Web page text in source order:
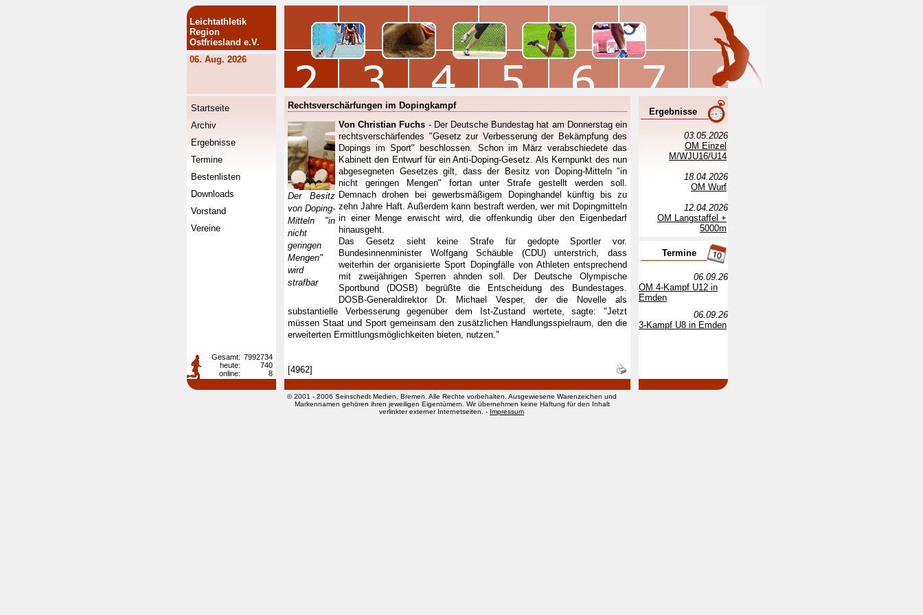
Leichtathletik
Region
Ostfriesland e.V.
06. Aug. 2026
Startseite
Archiv
Ergebnisse
Termine
Bestenlisten
Downloads
Vorstand
Vereine
Rechtsverschärfungen im Dopingkampf
Der Besitz
von Doping-
Mitteln "in
nicht
geringen
Mengen"
wird
strafbar
Von Christian Fuchs - Der Deutsche Bundestag hat am Donnerstag ein
rechtsverschärfendes "Gesetz zur Verbesserung der Bekämpfung des
Dopings im Sport" beschlossen. Schon im März verabschiedete das
Kabinett den Entwurf für ein Anti-Doping-Gesetz. Als Kernpunkt des nun
abgesegneten Gesetzes gilt, dass der Besitz von Doping-Mitteln "in
nicht geringen Mengen" fortan unter Strafe gestellt werden soll.
Demnach drohen bei gewerbsmäßigem Dopinghandel künftig bis zu
zehn Jahre Haft. Außerdem kann bestraft werden, wer mit Dopingmitteln
in einer Menge erwischt wird, die offenkundig über den Eigenbedarf
hinausgeht.
Das Gesetz sieht keine Strafe für gedopte Sportler vor.
Bundesinnenminister Wolfgang Schäuble (CDU) unterstrich, dass
weiterhin der organisierte Sport Dopingfälle von Athleten entsprechend
mit zweijährigen Sperren ahnden soll. Der Deutsche Olympische
Sportbund (DOSB) begrüßte die Entscheidung des Bundestages.
DOSB-Generaldirektor Dr. Michael Vesper, der die Novelle als
substantielle Verbesserung gegenüber dem Ist-Zustand wertete, sagte: "Jetzt
müssen Staat und Sport gemeinsam den zusätzlichen Handlungsspielraum, den die
erweiterten Ermittlungsmöglichkeiten bieten, nutzen."
[4962]
Ergebnisse
03.05.2026
OM Einzel
M/WJU16/U14
18.04.2026
OM Wurf
12.04.2026
OM Langstaffel +
5000m
Termine
06.09.26
OM 4-Kampf U12 in
Emden
06.09.26
3-Kampf U8 in Emden
Gesamt: 7992734
heute:
740
online:
8
© 2001 - 2006 Seinschedt Medien, Bremen. Alle Rechte vorbehalten. Ausgewiesene Warenzeichen und
Markennamen gehören ihren jeweiligen Eigentümern. Wir übernehmen keine Haftung für den Inhalt
verlinkter externer Internetseiten. - Impressum